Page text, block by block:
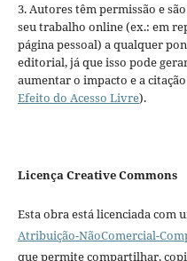
3. Autores têm permissão e
seu trabalho online (ex.: em
página pessoal) a qualquer
editorial, já que isso pode
aumentar o impacto e a
Efeito do Acesso Livre).
Licença Creative Commons
Esta obra está licenciada com
Atribuição-NãoComercial-
que permite compartilhar,